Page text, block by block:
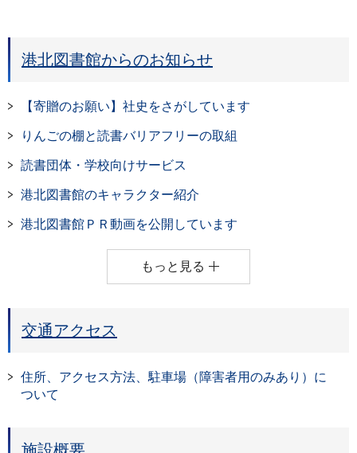
港北図書館からのお知らせ
【寄贈のお願い】社史をさがしています
りんごの棚と読書バリアフリーの取組
読書団体・学校向けサービス
港北図書館のキャラクター紹介
港北図書館ＰＲ動画を公開しています
もっと見る
交通アクセス
住所、アクセス方法、駐車場（障害者用のみあり）に
ついて